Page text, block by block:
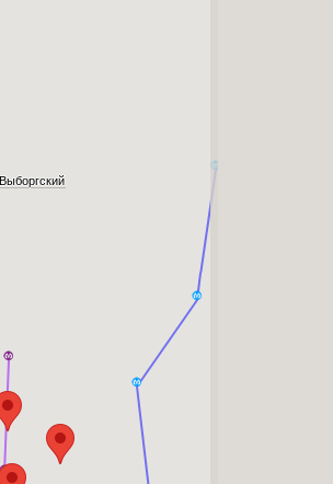
Выборгский